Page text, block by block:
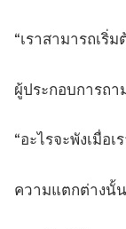
“เราสามารถเริ่
ผู้ประกอบการถา
“อะไรจะพังเมื่อเ
ความแตกต่างนั้